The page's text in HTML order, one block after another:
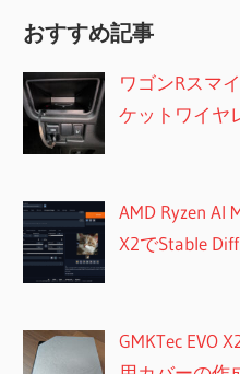
おすすめ記事
ワゴンRスマ
ケットワイヤ
AMD Ryzen AI
X2でStable
GMKTec EVO